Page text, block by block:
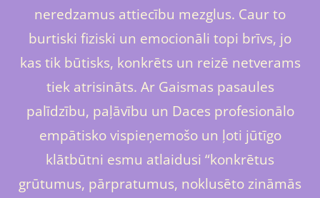
neredzamus attiecību mezglus. Caur to
burtiski fiziski un emocionāli topi brīvs, jo
kas tik būtisks, konkrēts un reizē netverams
tiek atrisināts. Ar Gaismas pasaules
palīdzību, paļāvību un Daces profesionālo
empātisko vispieņemošo un ļoti jūtīgo
klātbūtni esmu atlaidusi “konkrētus
grūtumus, pārpratumus, noklusēto zināmās